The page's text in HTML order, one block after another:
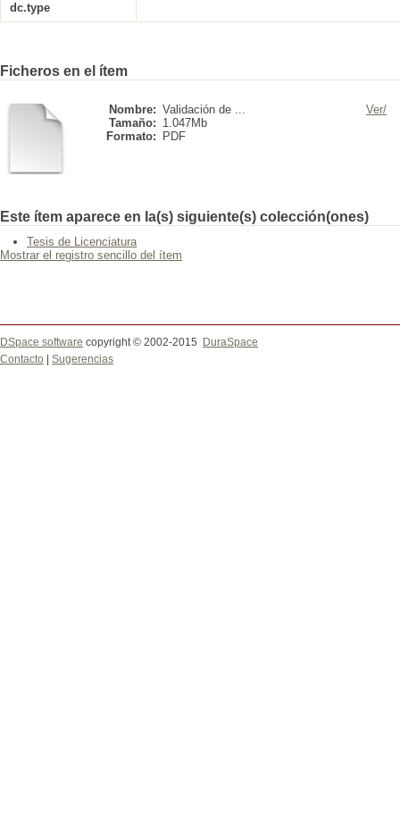
dc.type
Ficheros en el ítem
Nombre: Validación de ...
Tamaño: 1.047Mb
Formato:
PDF
Ver/
Este ítem aparece en la(s) siguiente(s) colección(ones)
Tesis de Licenciatura
Mostrar el registro sencillo del ítem
DSpace software copyright © 2002-2015
DuraSpace
Contacto
Sugerencias